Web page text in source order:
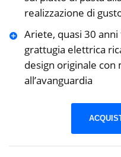
realizzazione di
Ariete, quasi 30
grattugia elettrica
design originale
all’avanguardia